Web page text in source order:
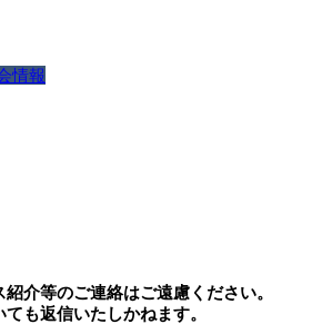
情報
介等のご連絡はご遠慮ください。
も返信いたしかねます。